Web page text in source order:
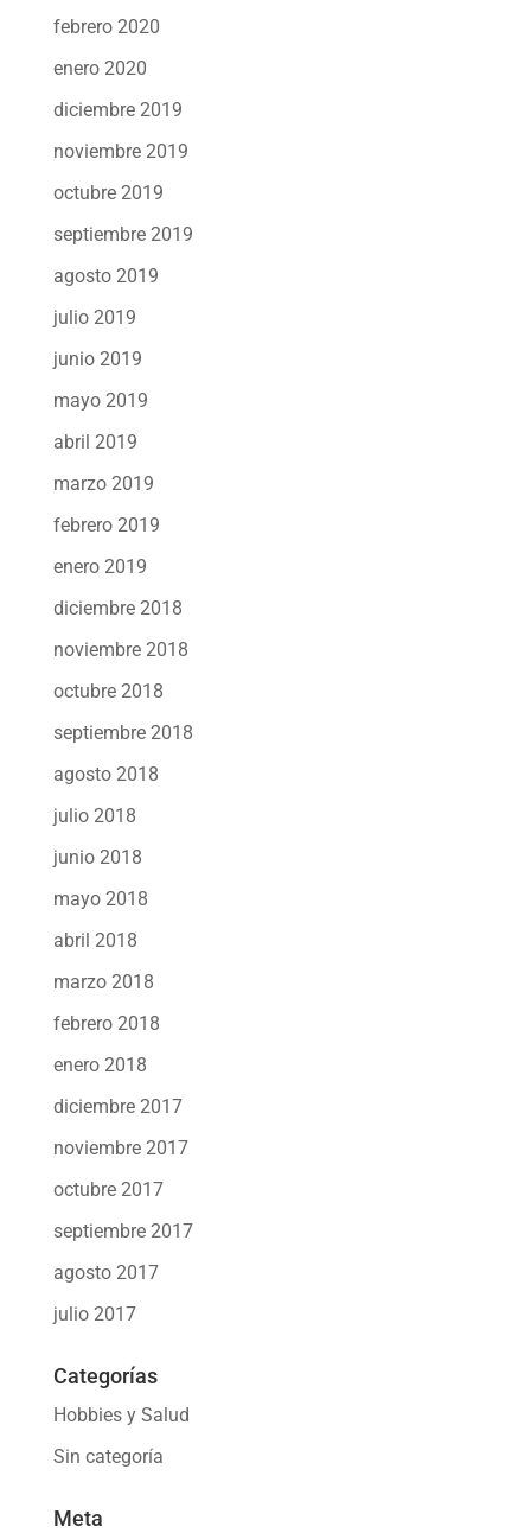
febrero 2020
enero 2020
diciembre 2019
noviembre 2019
octubre 2019
septiembre 2019
agosto 2019
julio 2019
junio 2019
mayo 2019
abril 2019
marzo 2019
febrero 2019
enero 2019
diciembre 2018
noviembre 2018
octubre 2018
septiembre 2018
agosto 2018
julio 2018
junio 2018
mayo 2018
abril 2018
marzo 2018
febrero 2018
enero 2018
diciembre 2017
noviembre 2017
octubre 2017
septiembre 2017
agosto 2017
julio 2017
Categorías
Hobbies y Salud
Sin categoría
Meta